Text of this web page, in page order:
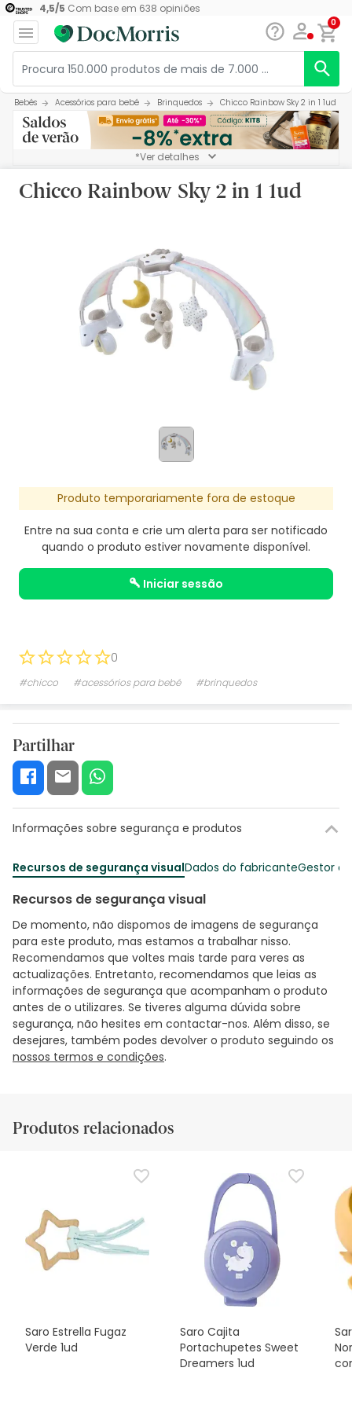
4,5/5 Com base em 638 opiniões
0
Bebés Acessórios para bebé Brinquedos Chicco Rainbow Sky 2 in 1 1ud
*Ver detalhes
Chicco Rainbow Sky 2 in 1 1ud
Produto temporariamente fora de estoque
Entre na sua conta e crie um alerta para ser notificado
quando o produto estiver novamente disponível.
iniciar sessão
0
#chicco #acessórios para bebé #brinquedos
Partilhar
Informações sobre segurança e produtos
Recursos de segurança visualDados do fabricanteGestor
Recursos de segurança visual
De momento, não dispomos de imagens de segurança
para este produto, mas estamos a trabalhar nisso.
Recomendamos que voltes mais tarde para veres as
actualizações. Entretanto, recomendamos que leias as
informações de segurança que acompanham o produto
antes de o utilizares. Se tiveres alguma dúvida sobre
segurança, não hesites em contactar-nos. Além disso, se
desejares, também podes devolver o produto seguindo os
nossos termos e condições.
Produtos relacionados
Saro Estrella Fugaz
Verde 1ud
Saro Cajita
Portachupetes Sweet
Dreamers 1ud